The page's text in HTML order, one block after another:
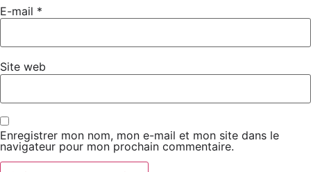
E-mail *
Site web
Enregistrer mon nom, mon e-mail et mon site dans le
navigateur pour mon prochain commentaire.